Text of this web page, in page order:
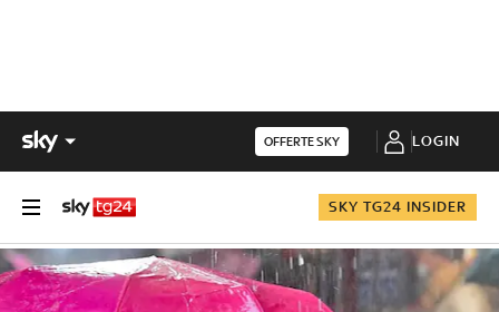
OFFERTE SKY LOGIN
SKY TG24 INSIDER